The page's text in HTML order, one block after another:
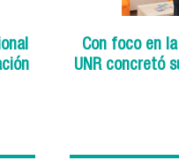
Con foco en
UNR concretó